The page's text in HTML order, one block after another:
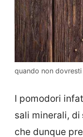
quando non
I pomodori
sali minerali, di
che dunque